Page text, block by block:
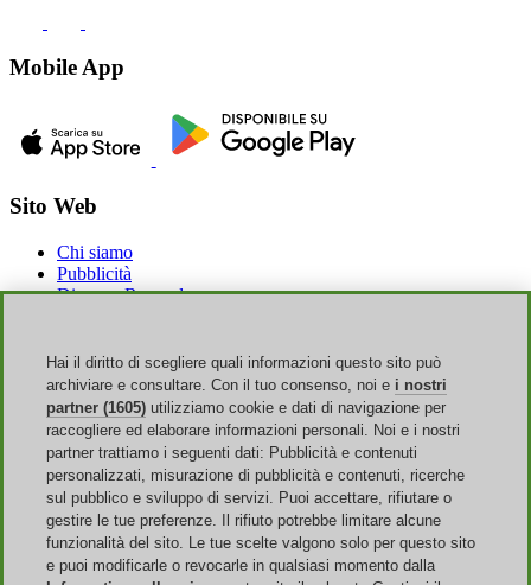
Mobile App
Sito Web
Chi siamo
Pubblicità
Discoup Rewards
T&C
Informazioni legali
Trasparenza
Team Discoup
News
Tutti i negozi
Tutte le categorie
Guida agli sconti
Eventi
Hai il diritto di scegliere quali informazioni questo sito può
archiviare e consultare. Con il tuo consenso, noi e i nostri
partner (1605) utilizziamo cookie e dati di navigazione per
raccogliere ed elaborare informazioni personali. Noi e i nostri
partner trattiamo i seguenti dati: Pubblicità e contenuti
personalizzati, misurazione di pubblicità e contenuti, ricerche
sul pubblico e sviluppo di servizi. Puoi accettare, rifiutare o
gestire le tue preferenze. Il rifiuto potrebbe limitare alcune
funzionalità del sito. Le tue scelte valgono solo per questo sito
e puoi modificarle o revocarle in qualsiasi momento dalla